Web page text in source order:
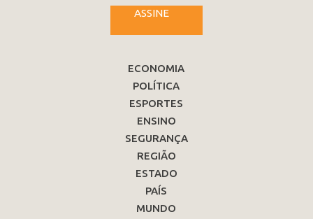
ASSINE
ECONOMIA
POLÍTICA
ESPORTES
ENSINO
SEGURANÇA
REGIÃO
ESTADO
PAÍS
MUNDO